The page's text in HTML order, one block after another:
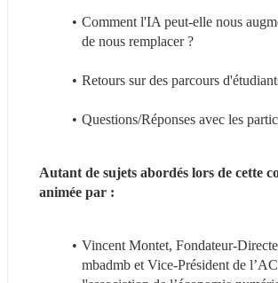
Comment l'IA peut-elle nous
de nous remplacer ?
Retours sur des parcours
Questions/Réponses avec les
Autant de sujets abordés lors de cette
animée par :
Vincent Montet, Fondateur-
mbadmb et Vice-Président de